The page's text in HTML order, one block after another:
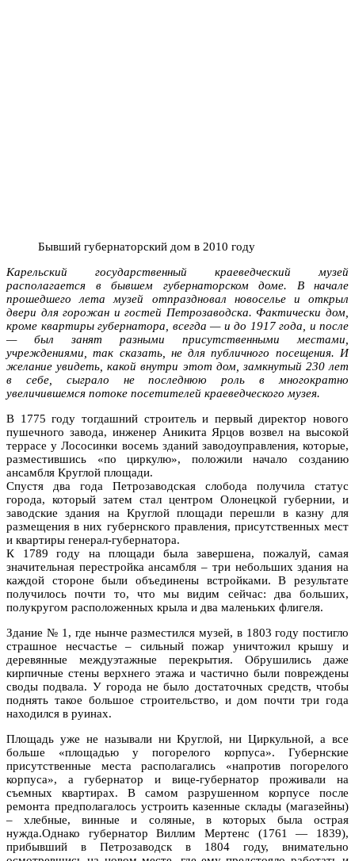
Бывший губернаторский дом в 2010 году
Карельский государственный краеведческий музей
располагается в бывшем губернаторском доме. В начале
прошедшего лета музей отпраздновал новоселье и открыл
двери для горожан и гостей Петрозаводска. Фактически дом,
кроме квартиры губернатора, всегда — и до 1917 года, и после
— был занят разными присутственными местами,
учреждениями, так сказать, не для публичного посещения. И
желание увидеть, какой внутри этот дом, замкнутый 230 лет
в себе, сыграло не последнюю роль в многократно
увеличившемся потоке посетителей краеведческого музея.
В 1775 году тогдашний строитель и первый директор нового
пушечного завода, инженер Аникита Ярцов возвел на высокой
террасе у Лососинки восемь зданий заводоуправления, которые,
разместившись «по циркулю», положили начало созданию
ансамбля Круглой площади.
Спустя два года Петрозаводская слобода получила статус
города, который затем стал центром Олонецкой губернии, и
заводские здания на Круглой площади перешли в казну для
размещения в них губернского правления, присутственных мест
и квартиры генерал-губернатора.
К 1789 году на площади была завершена, пожалуй, самая
значительная перестройка ансамбля – три небольших здания на
каждой стороне были объединены встройками. В результате
получилось почти то, что мы видим сейчас: два больших,
полукругом расположенных крыла и два маленьких флигеля.
Здание № 1, где нынче разместился музей, в 1803 году постигло
страшное несчастье – сильный пожар уничтожил крышу и
деревянные междуэтажные перекрытия. Обрушились даже
кирпичные стены верхнего этажа и частично были повреждены
своды подвала. У города не было достаточных средств, чтобы
поднять такое большое строительство, и дом почти три года
находился в руинах.
Площадь уже не называли ни Круглой, ни Циркульной, а все
больше «площадью у погорелого корпуса». Губернские
присутственные места располагались «напротив погорелого
корпуса», а губернатор и вице-губернатор проживали на
съемных квартирах. В самом разрушенном корпусе после
ремонта предполагалось устроить казенные склады (магазейны)
– хлебные, винные и соляные, в которых была острая
нужда.Однако губернатор Виллим Мертенс (1761 — 1839),
прибывший в Петрозаводск в 1804 году, внимательно